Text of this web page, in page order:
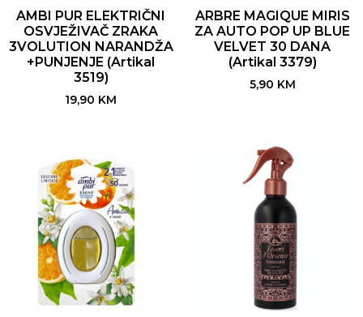
AMBI PUR ELEKTRIČNI
OSVJEŽIVAČ ZRAKA
3VOLUTION NARANDŽA
+PUNJENJE (Artikal
3519)
19,90 KM
ARBRE MAGIQUE MIRIS
ZA AUTO POP UP BLUE
VELVET 30 DANA
(Artikal 3379)
5,90 KM